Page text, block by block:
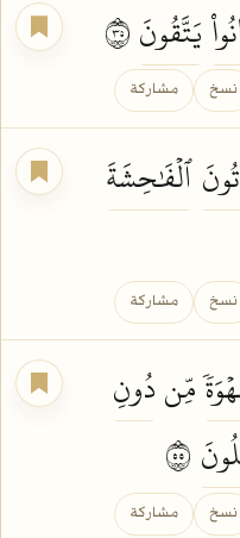
يَتَّقُونَ
نسخ مشاركة
ٱلۡفَٰحِشَةَ
نسخ مشاركة
مِّندُونِ
نسخ مشاركة